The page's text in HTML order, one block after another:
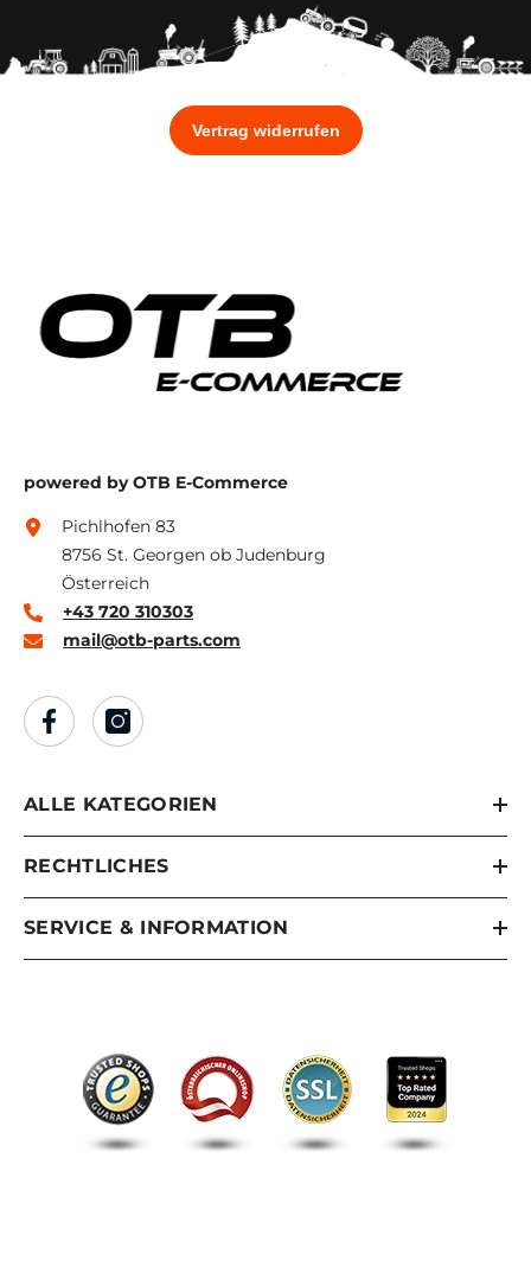
powered by OTB E-Commerce
Pichlhofen 83
8756 St. Georgen ob Judenburg
Österreich
+43 720 310303
mail@otb-parts.com
ALLE KATEGORIEN
RECHTLICHES
SERVICE & INFORMATION